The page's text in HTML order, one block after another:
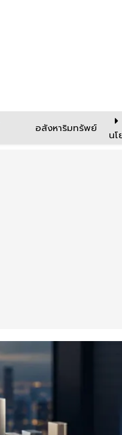
อสังหาริมทรัพย์
นโ